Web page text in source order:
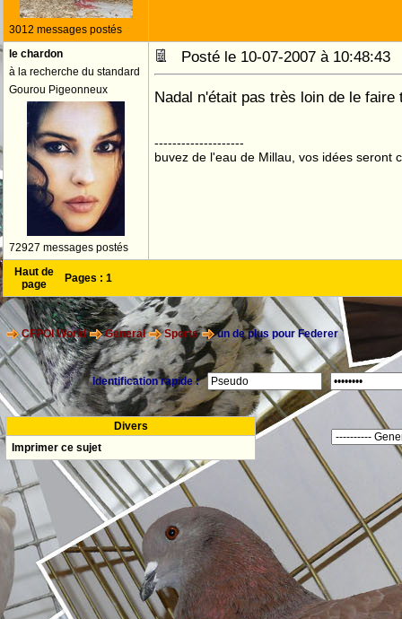
3012 messages postés
le chardon
à la recherche du standard
Gourou Pigeonneux
72927 messages postés
Posté le 10-07-2007 à
Nadal n'était pas très loin de le
--------------------
buvez de l'eau de Millau, vos idées seront
Haut de
page
Pages : 1
CFPOI World General Sports un de plus pour Federer
Identification rapide :
Divers
Imprimer ce sujet